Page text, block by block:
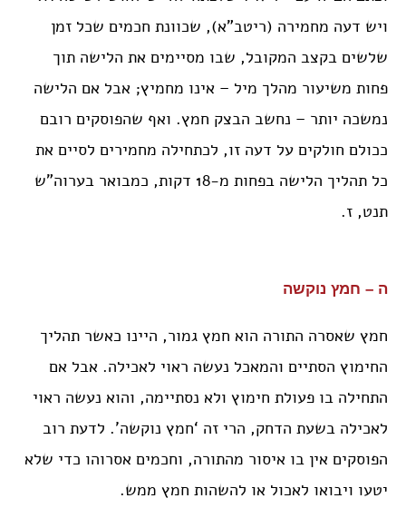
ויש דעה מחמירה (ריטב”א), שכוונת חכמים שכל זמן
שלשים בקצב המקובל, שבו מסיימים את הלישה תוך
פחות משיעור מהלך מיל – אינו מחמיץ; אבל אם הלישה
נמשכה יותר – נחשב הבצק חמץ. ואף שהפוסקים רובם
ככולם חולקים על דעה זו, לכתחילה מחמירים לסיים את
כל תהליך הלישה בפחות מ-18 דקות, כמבואר בערוה”ש
תנט, ז.
ה – חמץ נוקשה
חמץ שאסרה התורה הוא חמץ גמור, היינו כאשר תהליך
החימוץ הסתיים והמאכל נעשה ראוי לאכילה. אבל אם
התחילה בו פעולת חימוץ ולא נסתיימה, והוא נעשה ראוי
לאכילה בשעת הדחק, הרי זה ‘חמץ נוקשה’. לדעת רוב
הפוסקים אין בו איסור מהתורה, וחכמים אסרוהו כדי שלא
יטעו ויבואו לאכול או להשהות חמץ ממש.